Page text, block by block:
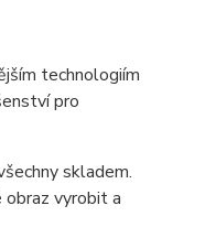
technologiím
pro
skladem.
obraz vyrobit a